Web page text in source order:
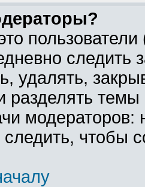
следить
удалять,
разделять
чтобы